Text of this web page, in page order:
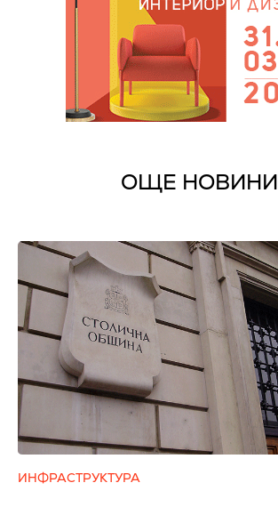
ОЩЕ НОВИНИ
ИНФРАСТРУКТУРА